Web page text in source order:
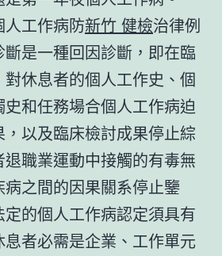
工作病防新竹 健檢治律例
是一種回因診斷，即在臨
休息者的個人工作史、個
和任務場合個人工作病迫
以及臨床檢討成果停止綜
職業運動中接觸的有毒無
之間的因果關系停止鑒
的個人工作病認定須具有
者必需是企業、工作單元